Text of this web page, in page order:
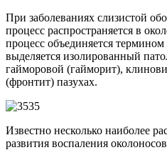
При заболеваниях слизистой
процесс распространяется в
процесс объединяется
выделяется изолированный
гайморовой (гайморит),
(фронтит) пазухах.
Известно несколько наиболее
развития воспаления